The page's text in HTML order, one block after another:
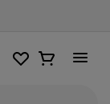
Lemmikud
Ostukorv